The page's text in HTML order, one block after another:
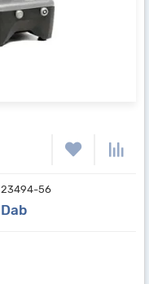
23494-56
Dab